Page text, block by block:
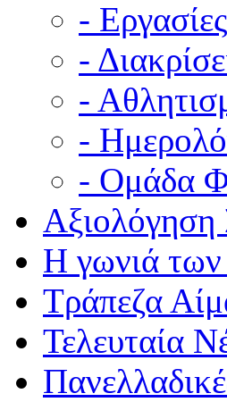
- Εργασίες
-
-
-
- Ομάδα
Η γωνιά
Τράπεζα
Τελευταία